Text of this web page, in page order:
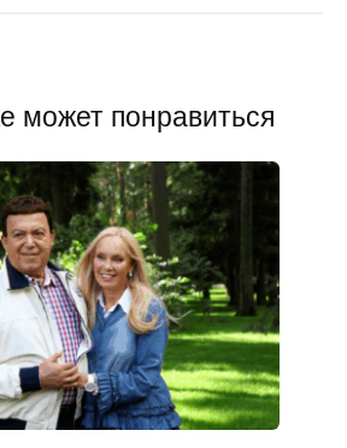
может понравиться